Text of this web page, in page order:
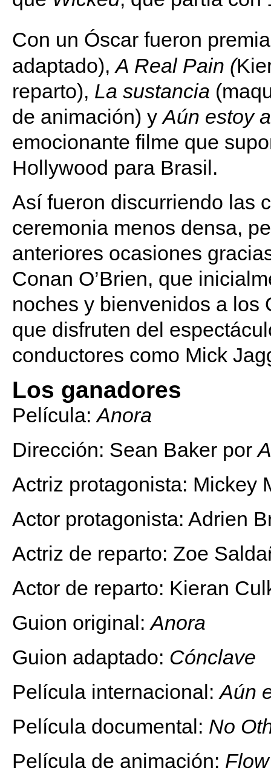
Con un Óscar fueron
adaptado),A Real Pain (
reparto), La sustancia
de animación) yAún estoy
emocionante filme que
Hollywood para Brasil.
Así fueron discurriendo las
ceremonia menos densa,
anteriores ocasiones
Conan O’Brien, que
noches y bienvenidos a los
que disfruten del
conductores como Mick
Los ganadores
Película:Anora
Dirección: Sean Baker por
Actriz protagonista: Mickey
Actor protagonista: Adrien
Actriz de reparto: Zoe
Actor de reparto: Kieran
Guion original:Anora
Guion adaptado: Cónclave
Película internacional:Aún
Película documental: No
Película de animación: Flow